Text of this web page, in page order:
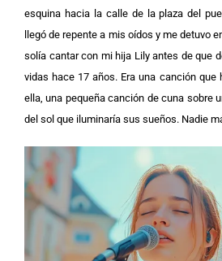
esquina hacia la calle de la plaza del
llegó de repente a mis oídos y me detuvo
solía cantar con mi hija Lily antes de que
vidas hace 17 años. Era una canción que
ella, una pequeña canción de cuna sobre
del sol que iluminaría sus sueños. Nadie